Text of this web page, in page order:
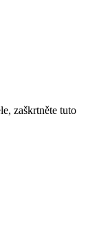
zaškrtněte tuto